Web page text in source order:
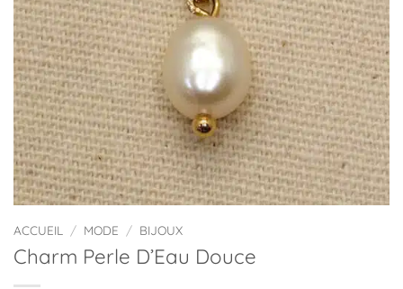
ACCUEIL / MODE / BIJOUX
Charm Perle D’Eau Douce